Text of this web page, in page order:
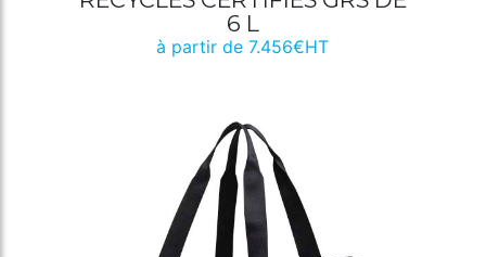
6 L
à partir de 7.456€HT